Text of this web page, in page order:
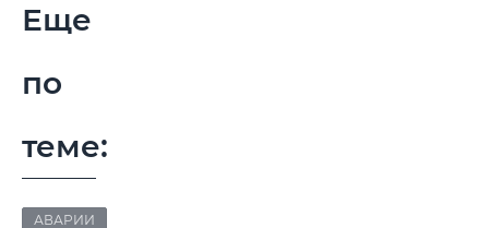
Еще
по
теме:
АВАРИИ